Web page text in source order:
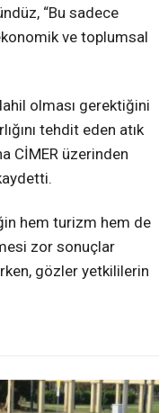
“Bu sadece
ve toplumsal
olması gerektiğini
tehdit eden atık
CİMER üzerinden
hem turizm hem de
zor sonuçlar
gözler yetkililerin